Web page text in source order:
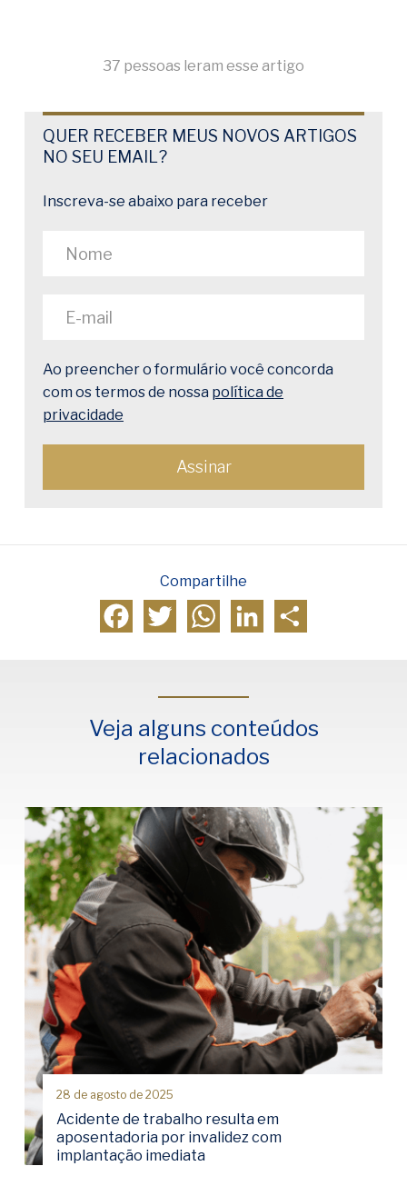
37 pessoas leram esse artigo
QUER RECEBER MEUS NOVOS ARTIGOS
NO SEU EMAIL?
Inscreva-se abaixo para receber
Ao preencher o formulário você concorda
com os termos de nossa política de
privacidade
Compartilhe
FacebookTwitter WhatsAppLinkedIn
Veja alguns conteúdos
relacionados
28 de agosto de 2025
Acidente de trabalho resulta em
aposentadoria por invalidez com
implantação imediata